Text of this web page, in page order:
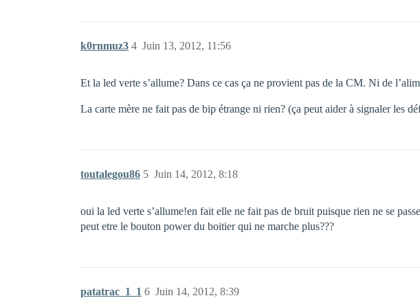
k0rnmuz3 Juin 13, 2012, 11:56
4
Et la led verte s’allume? Dans ce cas ça ne provient pas de la CM. Ni de
La carte mère ne fait pas de bip étrange ni rien? (ça peut aider à signaler les
toutalegou86 Juin 14, 2012, 8:18
5
oui la led verte s’allume!en fait elle ne fait pas de bruit puisque rien ne se
peut etre le bouton power du boitier qui ne marche plus???
patatrac_1_1 Juin 14, 2012, 8:39
6